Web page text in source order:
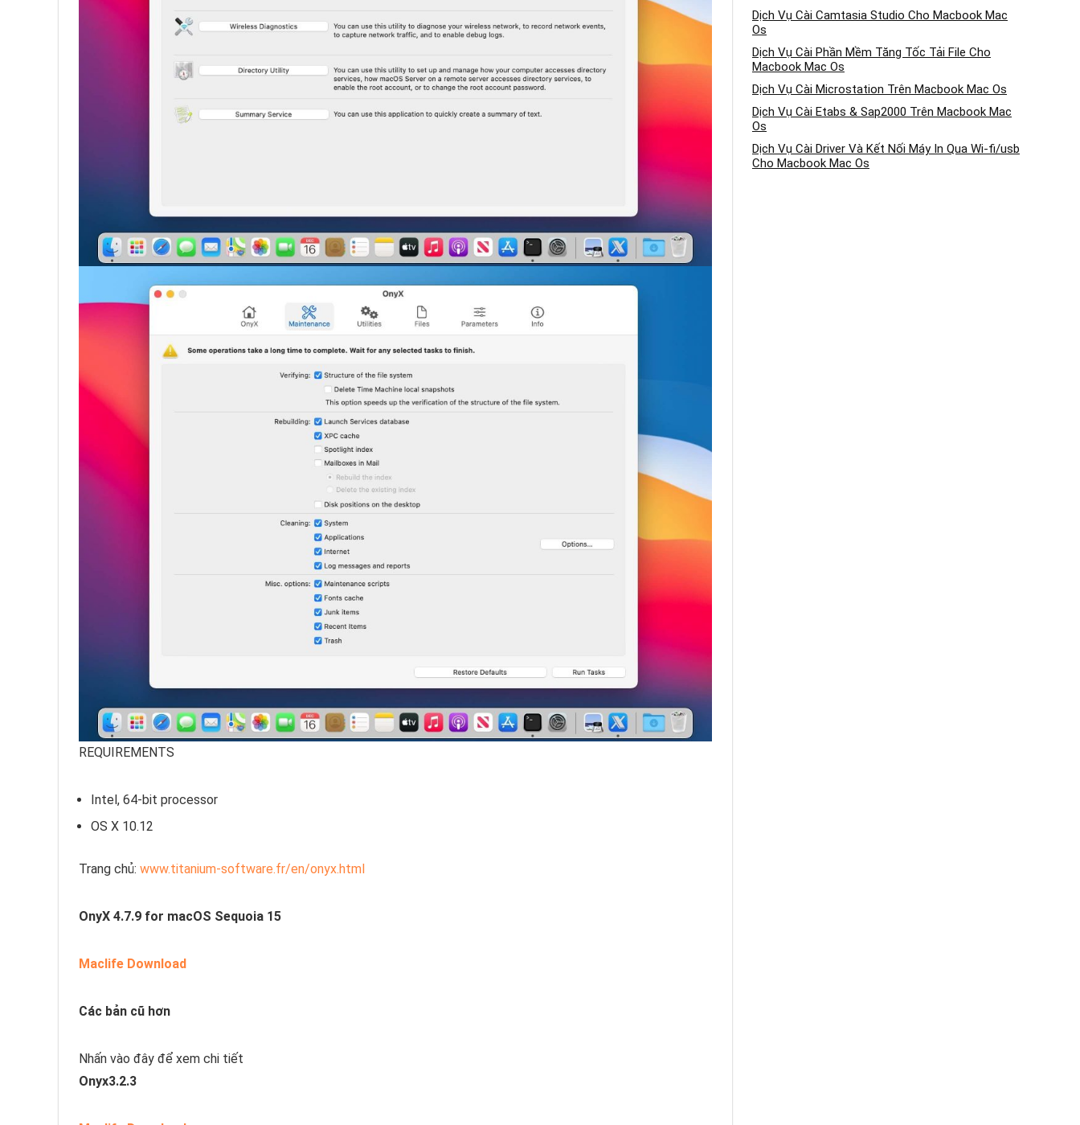
REQUIREMENTS
Intel, 64-bit processor
OS X 10.12
Trang chủ: www.titanium-software.fr/en/onyx.html
OnyX 4.7.9 for macOS Sequoia 15
Maclife Download
Các bản cũ hơn
Nhấn vào đây để xem chi tiết
Onyx3.2.3
Dịch Vụ Cài Camtasia Studio Cho Macbook Mac
Os
Dịch Vụ Cài Phần Mềm Tăng Tốc Tải File Cho
Macbook Mac Os
Dịch Vụ Cài Microstation Trên Macbook Mac Os
Dịch Vụ Cài Etabs & Sap2000 Trên Macbook Mac
Os
Dịch Vụ Cài Driver Và Kết Nối Máy In Qua Wi-fi/usb
Cho Macbook Mac Os